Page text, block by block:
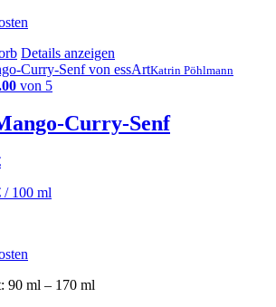
Details anzeigen
Katrin Pöhlmann
von 5
Curry-Senf
/ 100 ml
90 ml – 170 ml